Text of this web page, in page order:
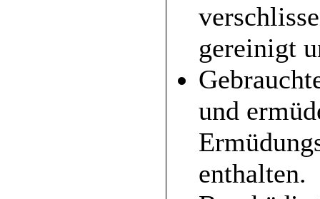
gereinigt
und
enthalten.